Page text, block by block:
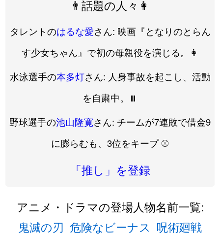
👨話題の人々👩
タレントのはるな愛さん: 映画『となりのとらん
す少女ちゃん』で初の母親役を演じる。👩
水泳選手の本多灯さん: 人身事故を起こし、活動
を自粛中。⏸️
野球選手の池山隆寛さん: チームが7連敗で借金9
に膨らむも、3位をキープ ⚾️
「推し」を登録
アニメ・ドラマの登場人物名前一覧:
鬼滅の刃 危険なビーナス 呪術廻戦